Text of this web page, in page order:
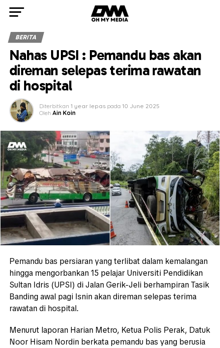
BERITA
Nahas UPSI : Pemandu bas akan
direman selepas terima rawatan
di hospital
Diterbitkan 1 year lepas pada 10 June 2025
Oleh Ain Koin
Pemandu bas persiaran yang terlibat dalam kemalangan
hingga mengorbankan 15 pelajar Universiti Pendidikan
Sultan Idris (UPSI) di Jalan Gerik-Jeli berhampiran Tasik
Banding awal pagi Isnin akan direman selepas terima
rawatan di hospital.
Menurut laporan Harian Metro, Ketua Polis Perak, Datuk
Noor Hisam Nordin berkata pemandu bas yang berusia